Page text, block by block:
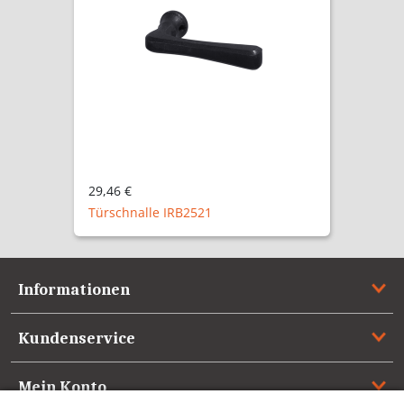
29,46 €
Türschnalle IRB2521
Informationen
Kundenservice
Mein Konto